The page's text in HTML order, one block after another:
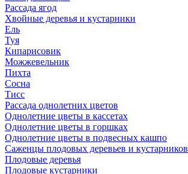
Рассада ягод
Хвойные деревья и кустарники
Ель
Туя
Кипарисовик
Можжевельник
Пихта
Сосна
Тисc
Рассада однолетних цветов
Однолетние цветы в кассетах
Однолетние цветы в горшках
Однолетние цветы в подвесных кашпо
Саженцы плодовых деревьев и кустарников
Плодовые деревья
Плодовые кустарники